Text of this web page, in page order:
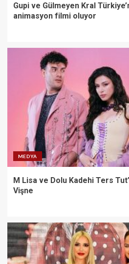
Gupi ve Gülmeyen Kral
animasyon filmi oluyor
MEDYA
M Lisa ve Dolu Kadehi Ters
Vişne